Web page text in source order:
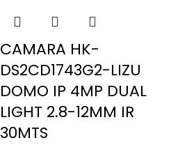
CAMARA HK-
DS2CD1743G2-LIZU
DOMO IP 4MP DUAL
LIGHT 2.8-12MM IR
30MTS